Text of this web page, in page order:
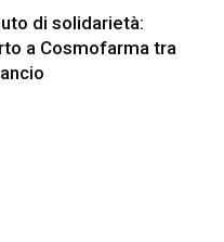
di solidarietà:
a Cosmofarma tra